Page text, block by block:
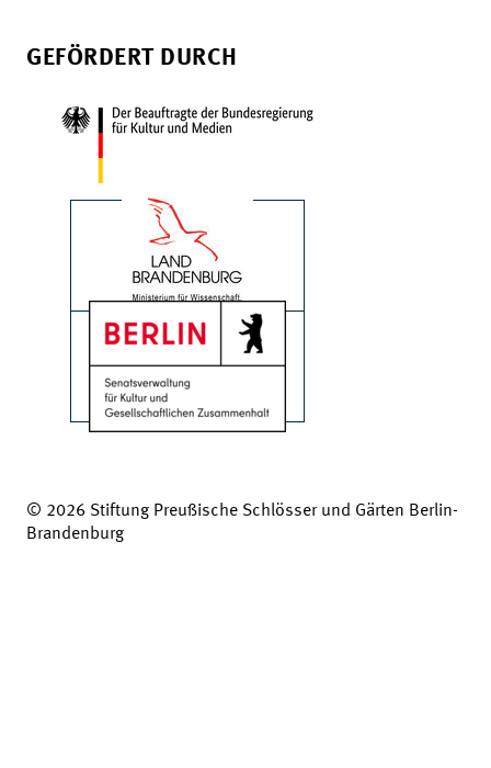
GEFÖRDERT DURCH
© 2026 Stiftung Preußische Schlösser und Gärten Berlin-
Brandenburg